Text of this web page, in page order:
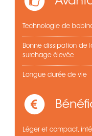
Technologie de
Bonne dissipation
surchage élevée
Longue durée de vie
Léger et compact,